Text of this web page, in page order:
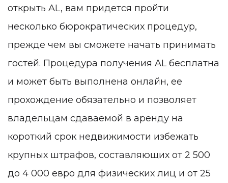
открыть AL, вам придется пройти
несколько бюрократических процедур,
прежде чем вы сможете начать принимать
гостей. Процедура получения AL бесплатна
и может быть выполнена онлайн, ее
прохождение обязательно и позволяет
владельцам сдаваемой в аренду на
короткий срок недвижимости избежать
крупных штрафов, составляющих от 2 500
до 4 000 евро для физических лиц и от 25